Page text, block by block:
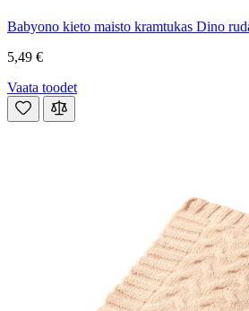
Babyono kieto maisto kramtukas Dino
5,49 €
Vaata toodet